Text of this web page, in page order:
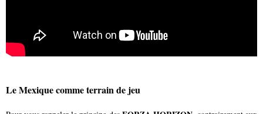
Le Mexique comme terrain de jeu